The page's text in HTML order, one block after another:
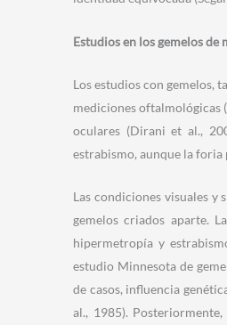
Estudios en los gemelos
Los estudios con gemelos,
mediciones oftalmológicas
oculares (Dirani et al.,
estrabismo, aunque la
Las condiciones visuales
gemelos criados aparte.
hipermetropía y
estudio Minnesota de
de casos, influencia
al., 1985).